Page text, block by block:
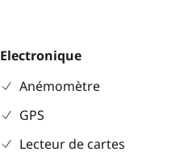
Electronique
Anémomètre
GPS
Lecteur de cartes